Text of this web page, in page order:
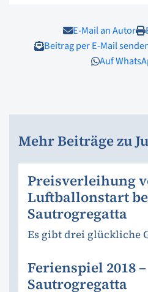
E-Mail an Autor
Beitrag per E-Mail
Auf
Mehr Beiträge zu
Preisverleihung
Luftballonstart
Sautrogregatta
Es gibt drei glückliche
Ferienspiel 2018 –
Sautrogregatta